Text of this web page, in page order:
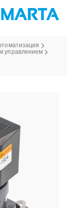
управлением